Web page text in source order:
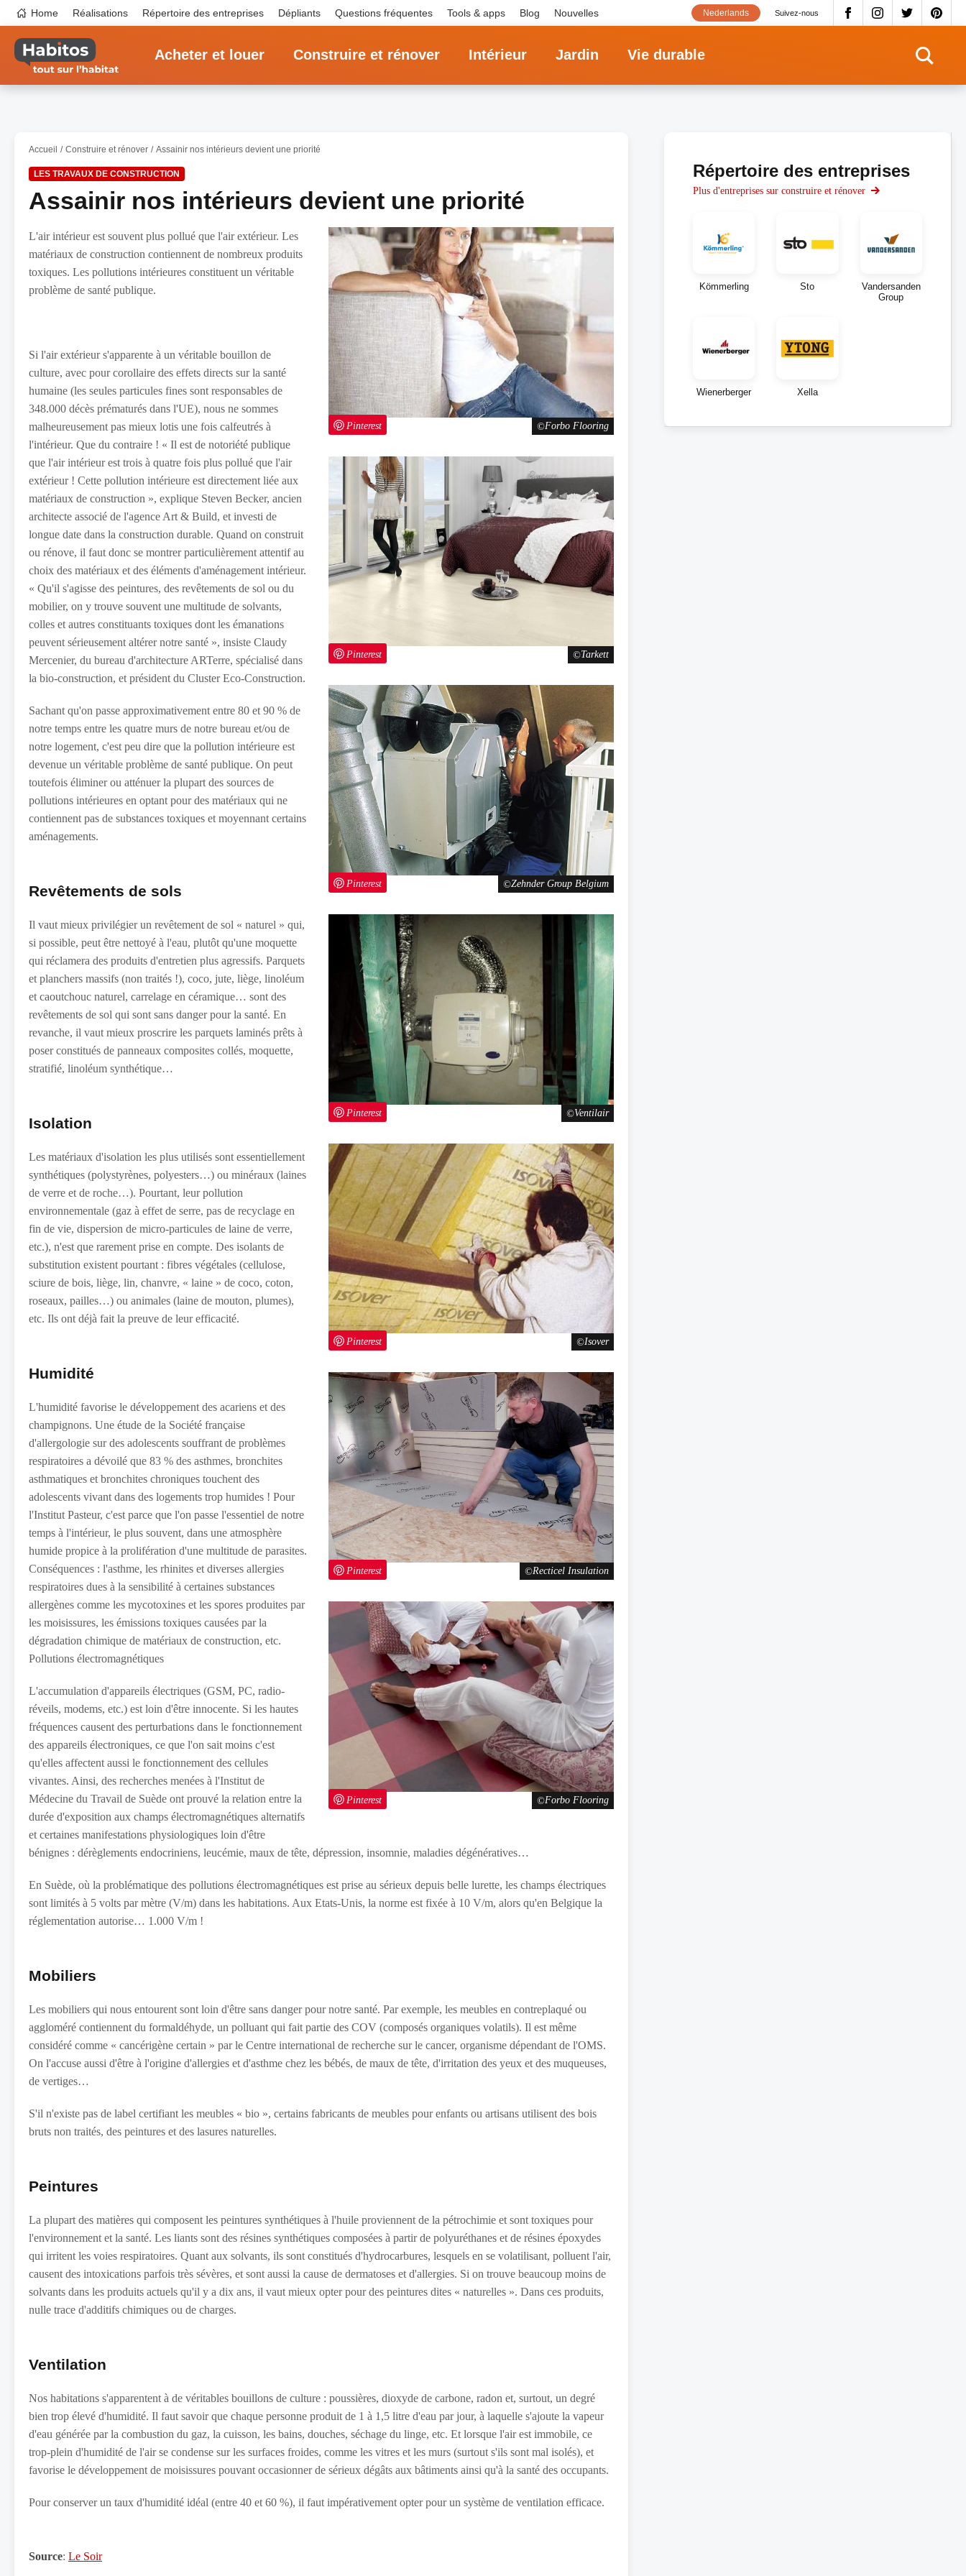
contenu
principal
Top
navigation
Home Réalisations Répertoire des entreprises Dépliants Questions fréquentes Tools & apps Blog Nouvelles Suivez-nous
Nederlands
Acheter et louer Construire et rénover Intérieur Jardin Vie durable
Accueil Construire et rénover Assainir nos intérieurs devient une priorité
LES TRAVAUX DE CONSTRUCTION
Assainir nos intérieurs devient une priorité
Forbo Flooring
Pinterest
Tarkett
Pinterest
Zehnder Group Belgium
Pinterest
Ventilair
Pinterest
Isover
Pinterest
Recticel Insulation
Pinterest
Forbo Flooring
Pinterest
L'air intérieur est souvent plus pollué que l'air extérieur. Les
matériaux de construction contiennent de nombreux produits
toxiques. Les pollutions intérieures constituent un véritable
problème de santé publique.
Si l'air extérieur s'apparente à un véritable bouillon de
culture, avec pour corollaire des effets directs sur la santé
humaine (les seules particules fines sont responsables de
348.000 décès prématurés dans l'UE), nous ne sommes
malheureusement pas mieux lotis une fois calfeutrés à
l'intérieur. Que du contraire ! « Il est de notoriété publique
que l'air intérieur est trois à quatre fois plus pollué que l'air
extérieur ! Cette pollution intérieure est directement liée aux
matériaux de construction », explique Steven Becker, ancien
architecte associé de l'agence Art & Build, et investi de
longue date dans la construction durable. Quand on construit
ou rénove, il faut donc se montrer particulièrement attentif au
choix des matériaux et des éléments d'aménagement intérieur.
« Qu'il s'agisse des peintures, des revêtements de sol ou du
mobilier, on y trouve souvent une multitude de solvants,
colles et autres constituants toxiques dont les émanations
peuvent sérieusement altérer notre santé », insiste Claudy
Mercenier, du bureau d'architecture ARTerre, spécialisé dans
la bio-construction, et président du Cluster Eco-Construction.
Sachant qu'on passe approximativement entre 80 et 90 % de
notre temps entre les quatre murs de notre bureau et/ou de
notre logement, c'est peu dire que la pollution intérieure est
devenue un véritable problème de santé publique. On peut
toutefois éliminer ou atténuer la plupart des sources de
pollutions intérieures en optant pour des matériaux qui ne
contiennent pas de substances toxiques et moyennant certains
aménagements.
Revêtements de sols
Il vaut mieux privilégier un revêtement de sol « naturel » qui,
si possible, peut être nettoyé à l'eau, plutôt qu'une moquette
qui réclamera des produits d'entretien plus agressifs. Parquets
et planchers massifs (non traités !), coco, jute, liège, linoléum
et caoutchouc naturel, carrelage en céramique… sont des
revêtements de sol qui sont sans danger pour la santé. En
revanche, il vaut mieux proscrire les parquets laminés prêts à
poser constitués de panneaux composites collés, moquette,
stratifié, linoléum synthétique…
Isolation
Les matériaux d'isolation les plus utilisés sont essentiellement
synthétiques (polystyrènes, polyesters…) ou minéraux (laines
de verre et de roche…). Pourtant, leur pollution
environnementale (gaz à effet de serre, pas de recyclage en
fin de vie, dispersion de micro-particules de laine de verre,
etc.), n'est que rarement prise en compte. Des isolants de
substitution existent pourtant : fibres végétales (cellulose,
sciure de bois, liège, lin, chanvre, « laine » de coco, coton,
roseaux, pailles…) ou animales (laine de mouton, plumes),
etc. Ils ont déjà fait la preuve de leur efficacité.
Humidité
L'humidité favorise le développement des acariens et des
champignons. Une étude de la Société française
d'allergologie sur des adolescents souffrant de problèmes
respiratoires a dévoilé que 83 % des asthmes, bronchites
asthmatiques et bronchites chroniques touchent des
adolescents vivant dans des logements trop humides ! Pour
l'Institut Pasteur, c'est parce que l'on passe l'essentiel de notre
temps à l'intérieur, le plus souvent, dans une atmosphère
humide propice à la prolifération d'une multitude de parasites.
Conséquences : l'asthme, les rhinites et diverses allergies
respiratoires dues à la sensibilité à certaines substances
allergènes comme les mycotoxines et les spores produites par
les moisissures, les émissions toxiques causées par la
dégradation chimique de matériaux de construction, etc.
Pollutions électromagnétiques
L'accumulation d'appareils électriques (GSM, PC, radio-
réveils, modems, etc.) est loin d'être innocente. Si les hautes
fréquences causent des perturbations dans le fonctionnement
des appareils électroniques, ce que l'on sait moins c'est
qu'elles affectent aussi le fonctionnement des cellules
vivantes. Ainsi, des recherches menées à l'Institut de
Médecine du Travail de Suède ont prouvé la relation entre la
durée d'exposition aux champs électromagnétiques alternatifs
et certaines manifestations physiologiques loin d'être
bénignes : dérèglements endocriniens, leucémie, maux de tête, dépression, insomnie, maladies dégénératives…
En Suède, où la problématique des pollutions électromagnétiques est prise au sérieux depuis belle lurette, les champs électriques
sont limités à 5 volts par mètre (V/m) dans les habitations. Aux Etats-Unis, la norme est fixée à 10 V/m, alors qu'en Belgique la
réglementation autorise… 1.000 V/m !
Mobiliers
Les mobiliers qui nous entourent sont loin d'être sans danger pour notre santé. Par exemple, les meubles en contreplaqué ou
aggloméré contiennent du formaldéhyde, un polluant qui fait partie des COV (composés organiques volatils). Il est même
considéré comme « cancérigène certain » par le Centre international de recherche sur le cancer, organisme dépendant de l'OMS.
On l'accuse aussi d'être à l'origine d'allergies et d'asthme chez les bébés, de maux de tête, d'irritation des yeux et des muqueuses,
de vertiges…
S'il n'existe pas de label certifiant les meubles « bio », certains fabricants de meubles pour enfants ou artisans utilisent des bois
bruts non traités, des peintures et des lasures naturelles.
Peintures
La plupart des matières qui composent les peintures synthétiques à l'huile proviennent de la pétrochimie et sont toxiques pour
l'environnement et la santé. Les liants sont des résines synthétiques composées à partir de polyuréthanes et de résines époxydes
qui irritent les voies respiratoires. Quant aux solvants, ils sont constitués d'hydrocarbures, lesquels en se volatilisant, polluent l'air,
causent des intoxications parfois très sévères, et sont aussi la cause de dermatoses et d'allergies. Si on trouve beaucoup moins de
solvants dans les produits actuels qu'il y a dix ans, il vaut mieux opter pour des peintures dites « naturelles ». Dans ces produits,
nulle trace d'additifs chimiques ou de charges.
Ventilation
Nos habitations s'apparentent à de véritables bouillons de culture : poussières, dioxyde de carbone, radon et, surtout, un degré
bien trop élevé d'humidité. Il faut savoir que chaque personne produit de 1 à 1,5 litre d'eau par jour, à laquelle s'ajoute la vapeur
d'eau générée par la combustion du gaz, la cuisson, les bains, douches, séchage du linge, etc. Et lorsque l'air est immobile, ce
trop-plein d'humidité de l'air se condense sur les surfaces froides, comme les vitres et les murs (surtout s'ils sont mal isolés), et
favorise le développement de moisissures pouvant occasionner de sérieux dégâts aux bâtiments ainsi qu'à la santé des occupants.
Pour conserver un taux d'humidité idéal (entre 40 et 60 %), il faut impérativement opter pour un système de ventilation efficace.
Source: Le Soir
Répertoire des entreprises
Plus d'entreprises sur construire et rénover
Kömmerling Sto
Vandersanden
Group
Wienerberger Xella